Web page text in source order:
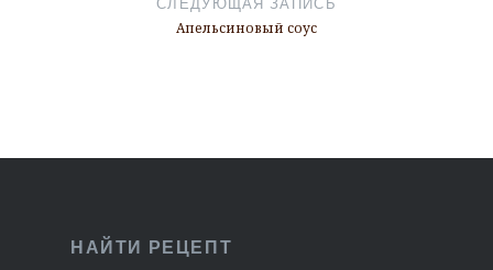
Апельсиновый соус
НАЙТИ РЕЦЕПТ